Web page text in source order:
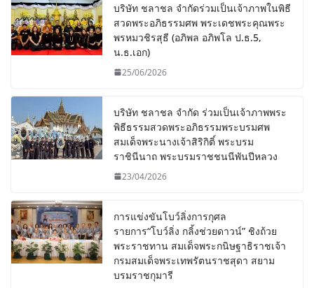
บริษัท ชลาชล จำกัดร่วมเป็นเจ้าภาพในพิธี
สวดพระอภิธรรมศพ พระเดชพระคุณพระ
พรหมวชิรสุธี (อภิพล อภิพโล ป.ธ.5,
น.ธ.เอก)
25/06/2026
บริษัท ชลาชล จำกัด ร่วมเป็นเจ้าภาพพระ
พิธีธรรมสวดพระอภิธรรมพระบรมศพ
สมเด็จพระนางเจ้าสิริกิติ์ พระบรม
ราชินีนาถ พระบรมราชชนนีพันปีหลวง
23/04/2026
การแข่งขันโบว์ลิ่งการกุศล
รายการ“โบว์ลิ่ง กลิ้งช่วยดาวน์” ชิงถ้วย
พระราชทาน สมเด็จพระกนิษฐาธิราชเจ้า
กรมสมเด็จพระเทพรัตนราชสุดา สยาม
บรมราชกุมารี